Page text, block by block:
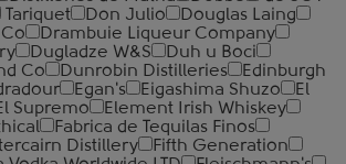
Tariquet Don Julio
Douglas Laing
Drambuie Liqueur Company
Dugladze W&S
Duh u Boci
Co
Dunrobin Distilleries
Edinburgh
Egan's Eigashima Shuzo
El
Supremo
Element Irish Whiskey
Fabrica de Tequilas Finos
Distillery
Fifth Generation